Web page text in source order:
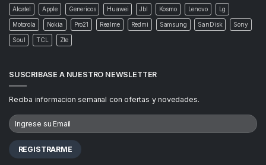
Alcatel Apple Genericos Huawei Jbl Kosmo Lenovo Lg
Motorola Nokia Pro21 Realme Redmi Samsung SanDisk Sony
Soul TCL Zte
SUSCRIBASE A NUESTRO NEWSLETTER
Reciba informacion semanal con ofertas y novedades.